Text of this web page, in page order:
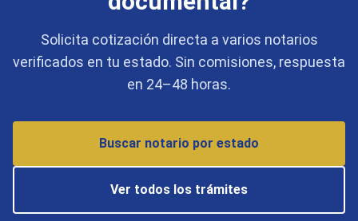
Solicita cotización directa a varios notarios
verificados en tu estado. Sin comisiones, respuesta
en 24–48 horas.
Buscar notario por estado
Ver todos los trámites